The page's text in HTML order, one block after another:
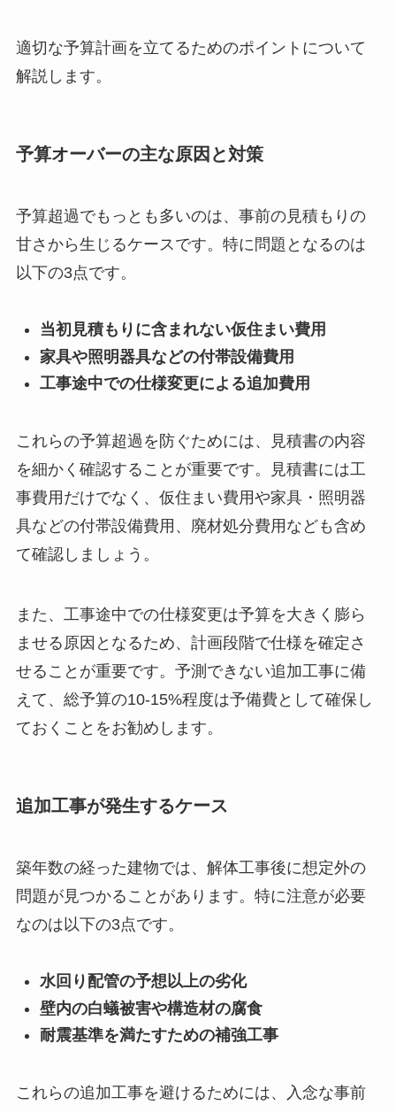
適切な予算計画を立てるためのポイントについて
解説します。
予算オーバーの主な原因と対策
予算超過でもっとも多いのは、事前の見積もりの
甘さから生じるケースです。特に問題となるのは
以下の3点です。
当初見積もりに含まれない仮住まい費用
家具や照明器具などの付帯設備費用
工事途中での仕様変更による追加費用
これらの予算超過を防ぐためには、見積書の内容
を細かく確認することが重要です。見積書には工
事費用だけでなく、仮住まい費用や家具・照明器
具などの付帯設備費用、廃材処分費用なども含め
て確認しましょう。
また、工事途中での仕様変更は予算を大きく膨ら
ませる原因となるため、計画段階で仕様を確定さ
せることが重要です。予測できない追加工事に備
えて、総予算の10-15%程度は予備費として確保し
ておくことをお勧めします。
追加工事が発生するケース
築年数の経った建物では、解体工事後に想定外の
問題が見つかることがあります。特に注意が必要
なのは以下の3点です。
水回り配管の予想以上の劣化
壁内の白蟻被害や構造材の腐食
耐震基準を満たすための補強工事
これらの追加工事を避けるためには、入念な事前